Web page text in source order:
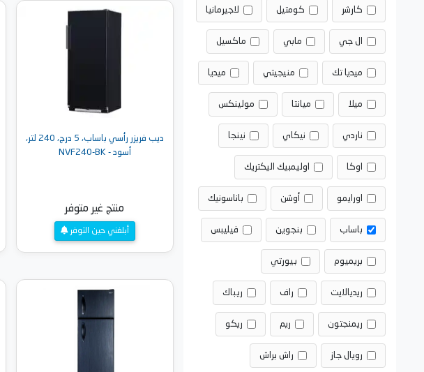
كارشر كومتيل لاجيرمانيا
ال جي مابي ماكسيل
ميديا تك منيجيتي ميديا
ميلا ميانتا مولينكس
ناردي نيكاي نينجا
اوكا اوليمبيك اليكتريك
اورايمو أوشن باناسونيك
باساب بنجوين فيليبس
بريميوم بيورتي
ريديالايت راف ريباك
ريمنجتون ريم ريكو
رويال جاز راش براش
ديب فريزر رأسي باساب، 5 درج، 240 لتر،
أسود - NVF240-BK
منتج غير متوفر
أبلغني حين التوفر